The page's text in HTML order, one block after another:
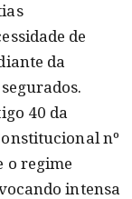
de
da
40 da
nº
o regime
intensa